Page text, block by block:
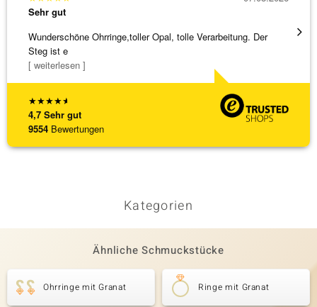
★★★★★
4,7 Sehr gut
9554 Bewertungen
Sehr gut
Wunderschöne Ohrringe,toller Opal, tolle Verarbeitung. Der
Steg ist e
[ weiterlesen ]
Kategorien
Ähnliche Schmuckstücke
Ohrringe mit Granat Ringe mit Granat